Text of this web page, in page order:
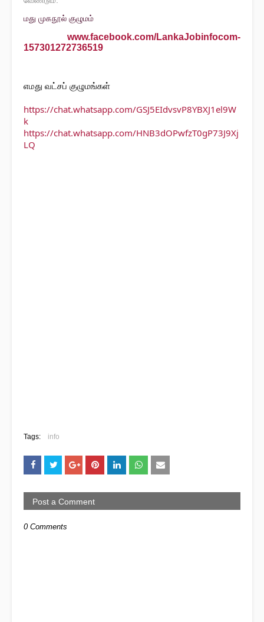
எ எமது முகநூல் குழுமம்
f www.facebook.com/LankaJobinfocom-
157301272736519
எமது வட்சப் குழுமங்கள்
https://chat.whatsapp.com/GSJ5EIdvsvP8YBXJ1el9W
k
https://chat.whatsapp.com/HNB3dOPwfzT0gP73J9Xj
LQ
Tags: info
Post a Comment
0 Comments